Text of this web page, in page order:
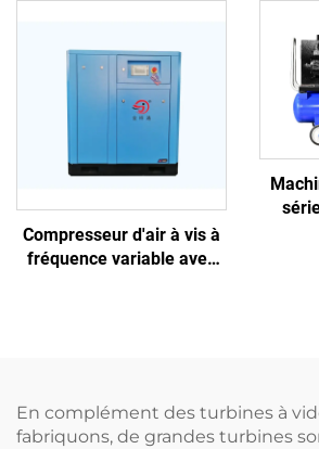
Compresseur d'air à vis à
fréquence variable avec
En complément des turbines à
fabriquons, de grandes turbines